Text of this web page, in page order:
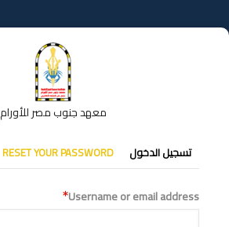
إلى
المحتوى
معهد جنوب مصر للأورام
التبويبات
الأساسية
تسجيل الدخول RESET YOUR PASSWORD
Username or email address